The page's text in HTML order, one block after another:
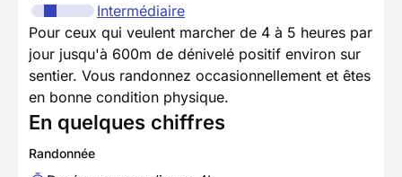
Intermédiaire
Pour ceux qui veulent marcher de 4 à 5 heures par
jour jusqu'à 600m de dénivelé positif environ sur
sentier. Vous randonnez occasionnellement et êtes
en bonne condition physique.
En quelques chiffres
Randonnée